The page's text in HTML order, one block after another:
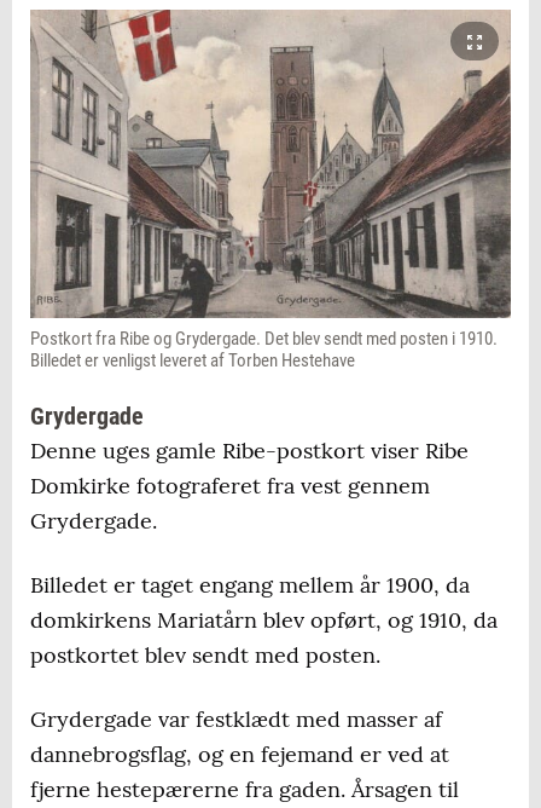
Postkort fra Ribe og Grydergade. Det blev sendt med posten i 1910.
Billedet er venligst leveret af Torben Hestehave
Grydergade
Denne uges gamle Ribe-postkort viser Ribe
Domkirke fotograferet fra vest gennem
Grydergade.
Billedet er taget engang mellem år 1900, da
domkirkens Mariatårn blev opført, og 1910, da
postkortet blev sendt med posten.
Grydergade var festklædt med masser af
dannebrogsflag, og en fejemand er ved at
fjerne hestepærerne fra gaden. Årsagen til